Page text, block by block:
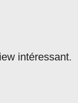
intéressant.